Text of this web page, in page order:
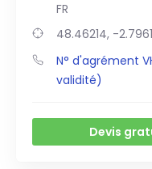
FR
48.46214, -
N° d'agrément
validité)
Devis